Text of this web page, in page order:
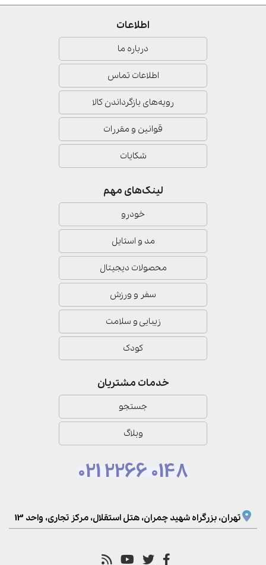
اطلاعات
درباره ما
اطلاعات تماس
رویه‌های بازگرداندن کالا
قوانین و مقررات
شکایات
لینک‌های مهم
خودرو
مد و استایل
محصولات دیجیتال
سفر و ورزش
زیبایی و سلامت
کودک
خدمات مشتریان
جستجو
وبلاگ
021 2266 0148
تهران، بزرگراه شهید چمران، هتل استقلال، مرکز تجاری، واحد 13